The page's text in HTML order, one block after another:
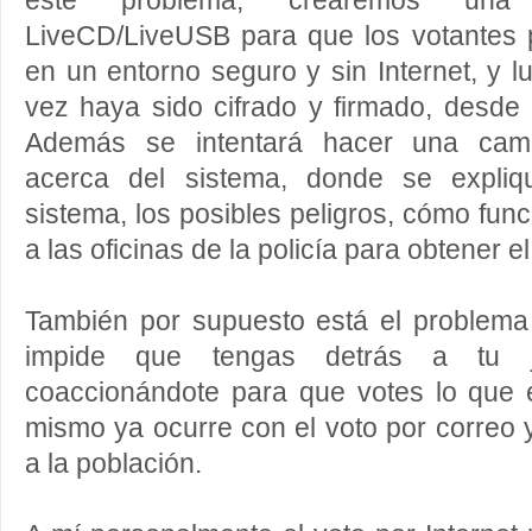
LiveCD/LiveUSB para que los
en un entorno seguro y sin Internet, y
vez haya sido cifrado y firmado, desde
Además se intentará hacer una
acerca del sistema, donde se
sistema, los posibles peligros, cómo
a las oficinas de la policía para obtener
También por supuesto está el
impide que tengas detrás a tu
coaccionándote para que votes lo que
mismo ya ocurre con el voto por correo
a la población.